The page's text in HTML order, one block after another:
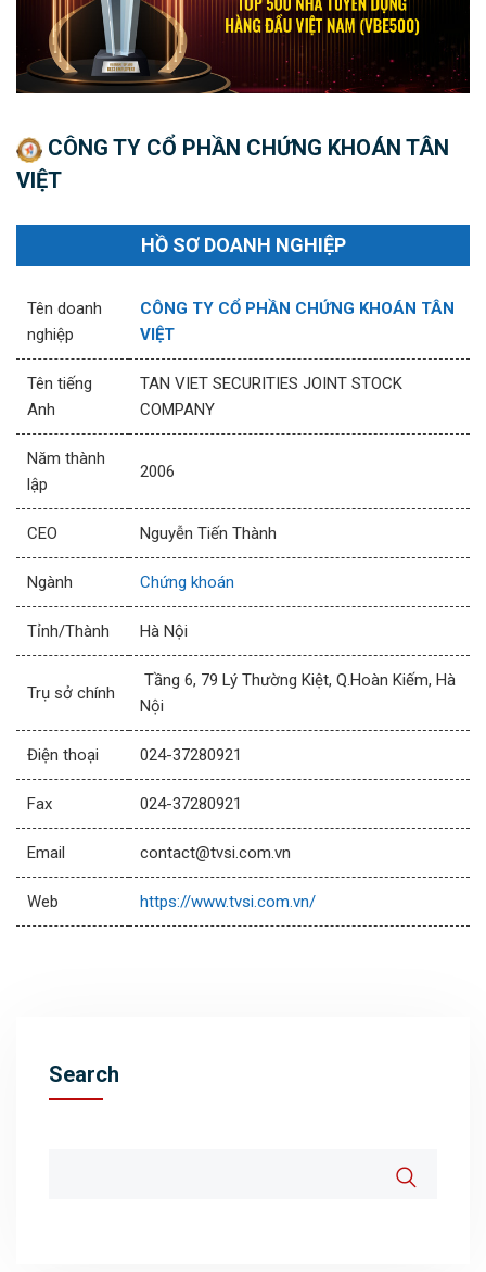
CÔNG TY CỔ PHẦN CHỨNG KHOÁN TÂN
VIỆT
HỒ SƠ DOANH NGHIỆP
Tên doanh
nghiệp
CÔNG TY CỔ PHẦN CHỨNG KHOÁN TÂN
VIỆT
Tên tiếng
Anh
TAN VIET SECURITIES JOINT STOCK
COMPANY
Năm thành
lập
2006
CEO Nguyễn Tiến Thành
Ngành Chứng khoán
Tỉnh/Thành Hà Nội
Trụ sở chính
Tầng 6, 79 Lý Thường Kiệt, Q.Hoàn Kiếm, Hà
Nội
Điện thoại 024-37280921
Fax 024-37280921
Email contact@tvsi.com.vn
Web https://www.tvsi.com.vn/
Search